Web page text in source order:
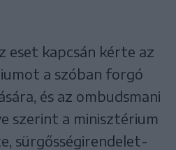
eset kapcsán kérte az
a szóban forgó
és az ombudsmani
szerint a minisztérium
sürgősségirendelet-